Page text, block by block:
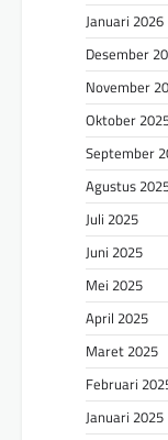
Januari 2026
Desember
November
Oktober
September
Agustus
Juli 2025
Juni 2025
Mei 2025
April 2025
Maret 2025
Februari
Januari 2025